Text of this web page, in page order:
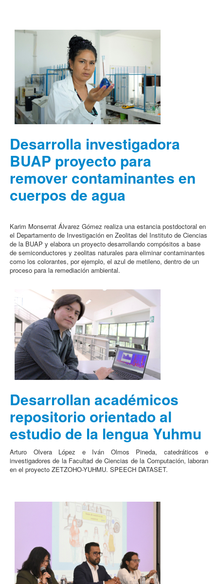
Desarrolla investigadora
BUAP proyecto para
remover contaminantes en
cuerpos de agua
Karim Monserrat Álvarez Gómez realiza una estancia postdoctoral en
el Departamento de Investigación en Zeolitas del Instituto de Ciencias
de la BUAP y elabora un proyecto desarrollando compósitos a base
de semiconductores y zeolitas naturales para eliminar contaminantes
como los colorantes, por ejemplo, el azul de metileno, dentro de un
proceso para la remediación ambiental.
Desarrollan académicos
repositorio orientado al
estudio de la lengua Yuhmu
Arturo Olvera López e Iván Olmos Pineda, catedráticos e
investigadores de la Facultad de Ciencias de la Computación, laboran
en el proyecto ZETZOHO-YUHMU. SPEECH DATASET.